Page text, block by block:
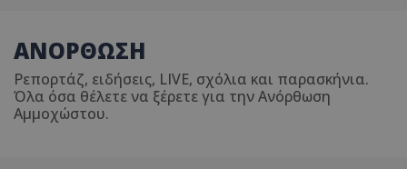
ΑΝΟΡΘΩΣΗ
Ρεπορτάζ, ειδήσεις, LIVE, σχόλια και παρασκήνια.
Όλα όσα θέλετε να ξέρετε για την Ανόρθωση
Αμμοχώστου.